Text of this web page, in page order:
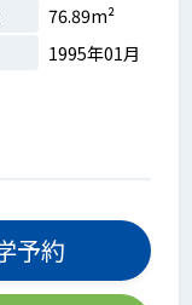
76.89m²
1995年01月
予約